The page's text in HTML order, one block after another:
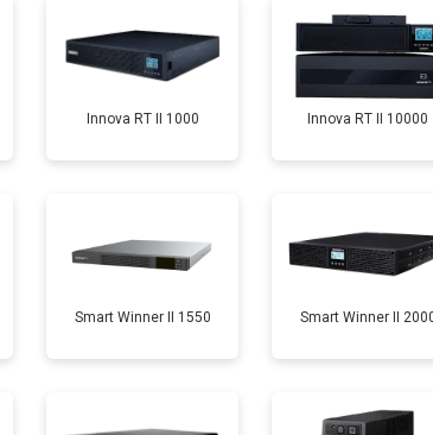
Innova RT II 1000 Innova RT II 10000
Smart Winner II 1550 Smart Winner II